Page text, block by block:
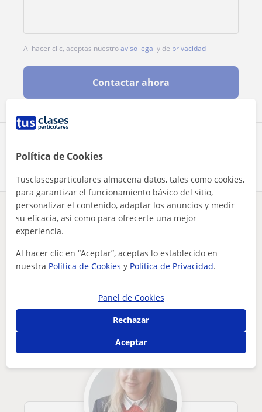
Al hacer clic, aceptas nuestroaviso legal y de privacidad
Contactar ahora
¿Hay algún error en este perfil?Cuéntanos
Martos
clases de castellano. charla y conversación. vocabulario
extranjeros en Martos que pueden
interesarte
Política de Cookies
Tusclasesparticulares almacena datos, tales como cookies,
para garantizar el funcionamiento básico del sitio,
personalizar el contenido, adaptar los anuncios y medir
su eficacia, así como para ofrecerte una mejor
experiencia.
Al hacer clic en “Aceptar”, aceptas lo establecido en
nuestra Política de Cookies y Política de Privacidad.
Panel de Cookies
Rechazar
Aceptar